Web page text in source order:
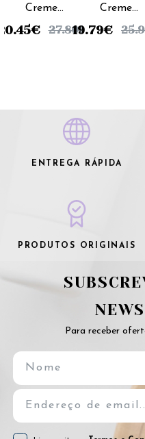
Creme
Corporal
€ 27.80€
Creme
Emoliente
19.79€
ENTREGA RÁPIDA
PRODUTOS ORIGINAIS
Para receber